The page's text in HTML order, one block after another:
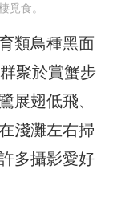
覓食。
類鳥種黑面
聚於賞蟹步
展翅低飛、
淺灘左右掃
多攝影愛好